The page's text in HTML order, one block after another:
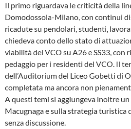
Il primo riguardava le criticità della
Domodossola-Milano, con continui
ricadute su pendolari, studenti,
chiedeva conto dello stato di
viabilità del VCO su A26 e SS33, con
pedaggio per i residenti del VCO. Il
dell’Auditorium del Liceo Gobetti di
completata ma ancora non
A questi temi si aggiungeva inoltre
Macugnaga e sulla strategia turistica
senza discussione.